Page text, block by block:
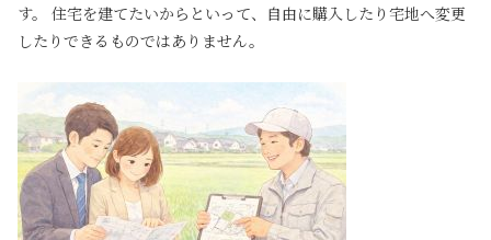
す。 住宅を建てたいからといって、自由に購入したり宅地へ変更
したりできるものではありません。